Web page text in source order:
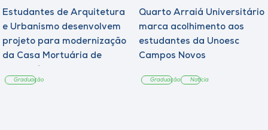
Estudantes de Arquitetura
e Urbanismo desenvolvem
projeto para modernização
da Casa Mortuária de
Graduação
Quarto Arraiá Universitário
marca acolhimento aos
estudantes da Unoesc
Campos Novos
Graduação Notícia